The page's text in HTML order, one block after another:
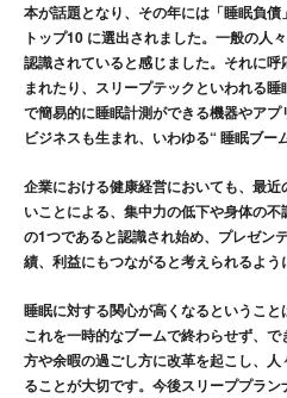
本が話題となり、その年には「睡眠負
トップ10 に選出されました。一般の人
認識されていると感じました。それに
まれたり、スリープテックといわれる
で簡易的に睡眠計測ができる機器やア
ビジネスも生まれ、いわゆる“ 睡眠ブー
企業における健康経営においても、最
いことによる、集中力の低下や身体の
の1つであると認識され始め、プレゼン
績、利益にもつながると考えられるよう
睡眠に対する関心が高くなるということ
これを一時的なブームで終わらせず、
方や余暇の過ごし方に改革を起こし、
ることが大切です。今後スリーププラ